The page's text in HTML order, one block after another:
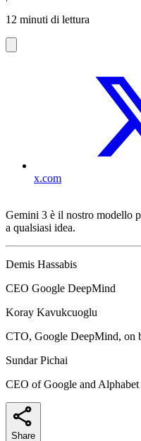
12 minuti di lettura
x.com
Gemini 3 è il nostro modello
a qualsiasi idea.
Demis Hassabis
CEO Google DeepMind
Koray Kavukcuoglu
CTO, Google DeepMind, on
Sundar Pichai
CEO of Google and Alphabet
Share